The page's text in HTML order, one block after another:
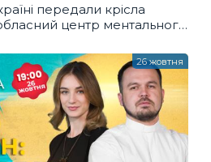
передали крісла
центр ментального
26 жовтня